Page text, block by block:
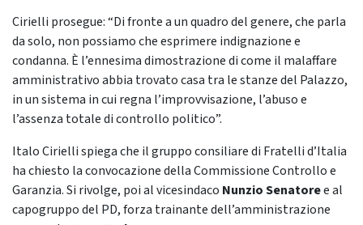
Cirielli prosegue: “Di fronte a un quadro del genere, che parla
da solo, non possiamo che esprimere indignazione e
condanna. È l’ennesima dimostrazione di come il malaffare
amministrativo abbia trovato casa tra le stanze del Palazzo,
in un sistema in cui regna l’improvvisazione, l’abuso e
l’assenza totale di controllo politico”.
Italo Cirielli spiega che il gruppo consiliare di Fratelli d’Italia
ha chiesto la convocazione della Commissione Controllo e
Garanzia. Si rivolge, poi al vicesindaco Nunzio Senatoree al
capogruppo del PD, forza trainante dell’amministrazione